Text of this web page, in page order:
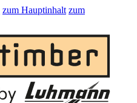
zum Hauptinhalt zum